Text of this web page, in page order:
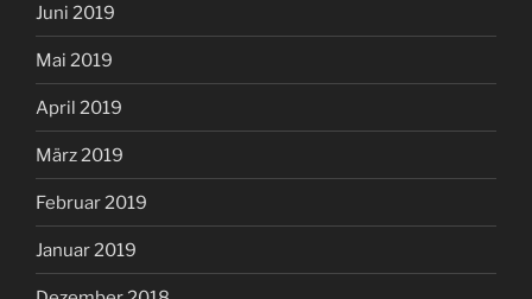
Juni 2019
Mai 2019
April 2019
März 2019
Februar 2019
Januar 2019